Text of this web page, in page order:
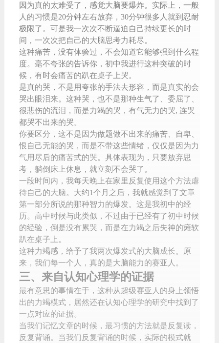
因为真的太难受了，感觉大脑要爆炸。实际上，一般
人的习惯是20分钟左右放弃，30分钟很多人就到忍耐
极限了。可是我一次次不断逼迫自己持续更长的时
间，一次次把自己的大脑思考力耗尽。
这种痛苦，没有体验过，不会知道它能够强到什么程
度。毫不夸张的告诉你，初中我进行这种突破的时
候，有时会痛苦的趴在桌子上哭。
是真的哭，不是用夸张的手法去形容，而是真实的会
哭出眼泪来。这种哭，也不是那种生气了、委屈了、
很悲伤的流泪，而是力竭的哭，有气无力的哭, 连哭
都哭不出来的哭。
你要区分，这不是因为做题做不出来的痛苦、自卑、
恨自己无能的哭，而是不带这些情绪，仅仅是因为力
气用尽后的痛苦式的哭。具体表现为，只要放弃思
考，躺倒床上休息，就立刻不会哭了。
一段时间内，我每天晚上在家里反复使用这个方法虐
待自己的大脑。大约1个月之后，我就感觉到了文章
第一部分所说的那种智力的爆发。这是我初中的经
历。高中时候与此类似，不过由于已经有了初中时候
的经验，倒是没有累哭，而是在力竭之后失神的瘫软
趴在桌子上。
这种力竭感，给予了我两次爆发式的大脑成长。原
来，我们每一个人，真的是大脑能力的赛亚人。
三、来自认知心理学的证据
最有意思的事情在于，这种从超级赛亚人的身上领悟
出的力竭模式，居然还在认知心理学的研究中找到了
一点对应的证据。
当我们记忆文章的时候，最习惯的方法就是反复读，
反复背诵。当我们反复背诵的时候，实际的模式就